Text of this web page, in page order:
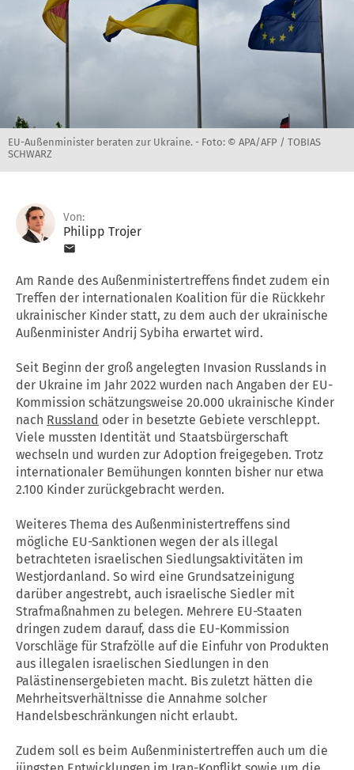
EU-Außenminister beraten zur Ukraine. - Foto: © APA/AFP / TOBIAS
SCHWARZ
Von:
Philipp Trojer
Am Rande des Außenministertreffens findet zudem ein
Treffen der internationalen Koalition für die Rückkehr
ukrainischer Kinder statt, zu dem auch der ukrainische
Außenminister Andrij Sybiha erwartet wird.
Seit Beginn der groß angelegten Invasion Russlands in
der Ukraine im Jahr 2022 wurden nach Angaben der EU-
Kommission schätzungsweise 20.000 ukrainische Kinder
nach Russland oder in besetzte Gebiete verschleppt.
Viele mussten Identität und Staatsbürgerschaft
wechseln und wurden zur Adoption freigegeben. Trotz
internationaler Bemühungen konnten bisher nur etwa
2.100 Kinder zurückgebracht werden.
Weiteres Thema des Außenministertreffens sind
mögliche EU-Sanktionen wegen der als illegal
betrachteten israelischen Siedlungsaktivitäten im
Westjordanland. So wird eine Grundsatzeinigung
darüber angestrebt, auch israelische Siedler mit
Strafmaßnahmen zu belegen. Mehrere EU-Staaten
dringen zudem darauf, dass die EU-Kommission
Vorschläge für Strafzölle auf die Einfuhr von Produkten
aus illegalen israelischen Siedlungen in den
Palästinensergebieten macht. Bis zuletzt hätten die
Mehrheitsverhältnisse die Annahme solcher
Handelsbeschränkungen nicht erlaubt.
Zudem soll es beim Außenministertreffen auch um die